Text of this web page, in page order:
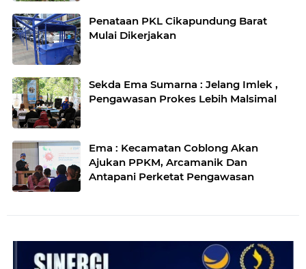
Penataan PKL Cikapundung Barat
Mulai Dikerjakan
Sekda Ema Sumarna : Jelang Imlek ,
Pengawasan Prokes Lebih Malsimal
Ema : Kecamatan Coblong Akan
Ajukan PPKM, Arcamanik Dan
Antapani Perketat Pengawasan